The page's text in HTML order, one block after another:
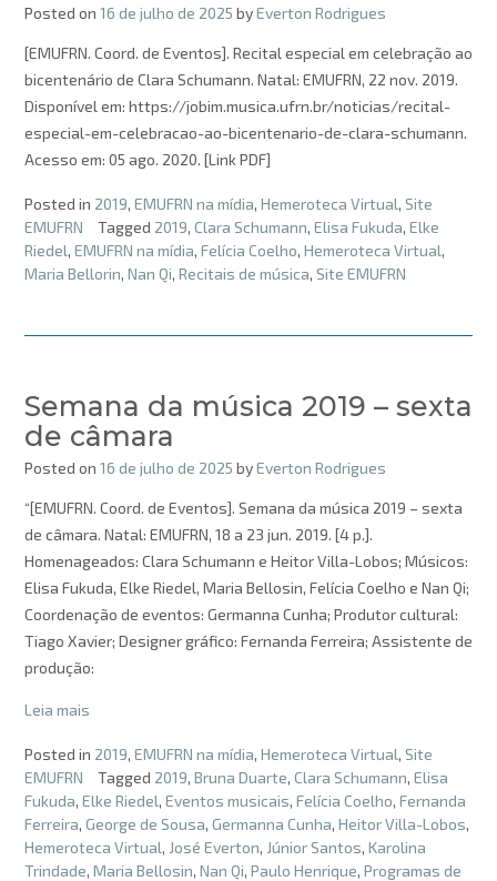
Posted on 16 de julho de 2025 byEverton Rodrigues
[EMUFRN. Coord. de Eventos]. Recital especial em celebração ao
bicentenário de Clara Schumann. Natal: EMUFRN, 22 nov. 2019.
Disponível em: https://jobim.musica.ufrn.br/noticias/recital-
especial-em-celebracao-ao-bicentenario-de-clara-schumann.
Acesso em: 05 ago. 2020. [Link PDF]
Posted in 2019, EMUFRN na mídia, Hemeroteca Virtual, Site
EMUFRN
Tagged 2019, Clara Schumann, Elisa Fukuda, Elke
Riedel, EMUFRN na mídia, Felícia Coelho, Hemeroteca Virtual,
Maria Bellorin, Nan Qi, Recitais de música, Site EMUFRN
Semana da música 2019 – sexta
de câmara
Posted on 16 de julho de 2025 byEverton Rodrigues
“[EMUFRN. Coord. de Eventos]. Semana da música 2019 – sexta
de câmara. Natal: EMUFRN, 18 a 23 jun. 2019. [4 p.].
Homenageados: Clara Schumann e Heitor Villa-Lobos; Músicos:
Elisa Fukuda, Elke Riedel, Maria Bellosin, Felícia Coelho e Nan Qi;
Coordenação de eventos: Germanna Cunha; Produtor cultural:
Tiago Xavier; Designer gráfico: Fernanda Ferreira; Assistente de
produção:
Leia mais
Posted in 2019, EMUFRN na mídia, Hemeroteca Virtual, Site
EMUFRN
Tagged 2019, Bruna Duarte, Clara Schumann, Elisa
Fukuda, Elke Riedel, Eventos musicais, Felícia Coelho, Fernanda
Ferreira, George de Sousa, Germanna Cunha, Heitor Villa-Lobos,
Hemeroteca Virtual, José Everton, Júnior Santos, Karolina
Trindade, Maria Bellosin, Nan Qi, Paulo Henrique, Programas de